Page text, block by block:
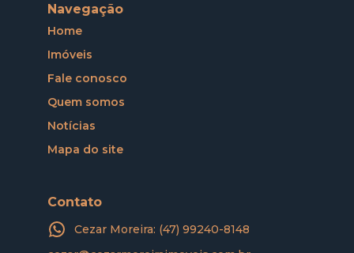
Navegação
Home
Imóveis
Fale conosco
Quem somos
Notícias
Mapa do site
Contato
Cezar Moreira: (47) 99240-8148